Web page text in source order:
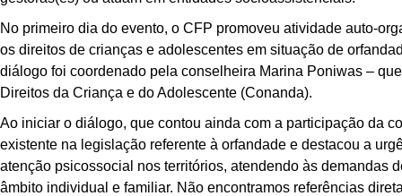
No primeiro dia do evento, o CFP promoveu atividade auto-
os direitos de crianças e adolescentes em situação de
diálogo foi coordenado pela conselheira Marina Poniwas –
Direitos da Criança e do Adolescente (Conanda).
Ao iniciar o diálogo, que contou ainda com a participação da
existente na legislação referente à orfandade e destacou a
atenção psicossocial nos territórios, atendendo às demandas
âmbito individual e familiar. Não encontramos referências